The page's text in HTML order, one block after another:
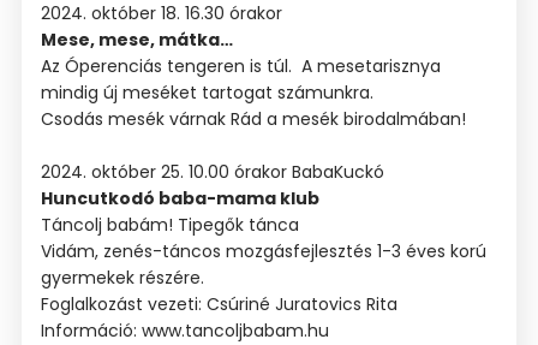
2024. október 18. 16.30 órakor
Mese, mese, mátka…
Az Óperenciás tengeren is túl. A mesetarisznya
mindig új meséket tartogat számunkra.
Csodás mesék várnak Rád a mesék birodalmában!
2024. október 25. 10.00 órakor BabaKuckó
Huncutkodó baba-mama klub
Táncolj babám! Tipegők tánca
Vidám, zenés-táncos mozgásfejlesztés 1-3 éves korú
gyermekek részére.
Foglalkozást vezeti: Csúriné Juratovics Rita
Információ: www.tancoljbabam.hu